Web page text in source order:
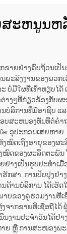
ະຫນູນຫ
າຍຢ່າງຄົບຖ້ວນເປັ
ພະລັງງານຂອງພວກ
ບໍ່ມີໃຜທີ່ເທົ່າທຽບໄດ້
າງໆທີ່ກ່ຽວຂ້ອງກັບຜ
ນບໍລິການທີ່ມືອາຊີບ ແ
ອບສະຫນອງທັນທີຕໍ່ຄ
Ger ອຸປະກອນເສຍຫ
ໝົດເຖິງອາຍຸຂອງຜະ
ໝົດຂອງຜະລິດຕະພັນ
ຢ່າງເປັນຮູບປະທຳເ
ຮັກສາ. ການປັບປຸງຢ່າ
ດ້ານບໍລິການ ໄດ້ເຮັ
ບຂອງຄູ່ຮ່ວມງານທີ່ເ
າກຂາຍທີ່ເຊື່ອຖືໄດ້
ນງານປະຈຳວັນໄດ້ຢ່າ
ຍ ຫຼື ການສະໜອງພະ